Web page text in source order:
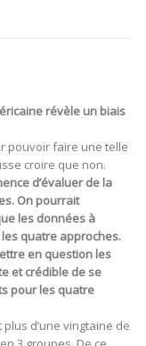
révèle un biais
pouvoir faire une telle
croire que non.
d’évaluer de la
On pourrait
les données à
quatre approches.
en question les
et crédible de se
pour les quatre
d’une vingtaine de